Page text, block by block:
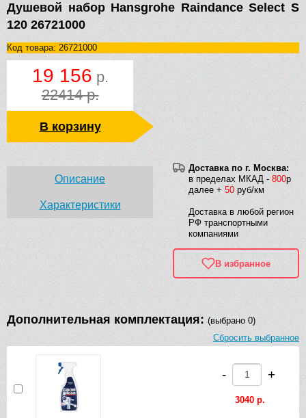
Душевой набор Hansgrohe Raindance Select S
120 26721000
Код товара: 26721000
19 156 р.
22414 р.
В корзину
Доставка по г. Москва:
в пределах МКАД - 800р
далее + 50 руб/км
Доставка в любой регион
РФ транспортными
компаниями
В избранное
Описание
Характеристики
Дополнительная комплектация: (выбрано 0)
Сбросить выбранное
- +
3040 р.